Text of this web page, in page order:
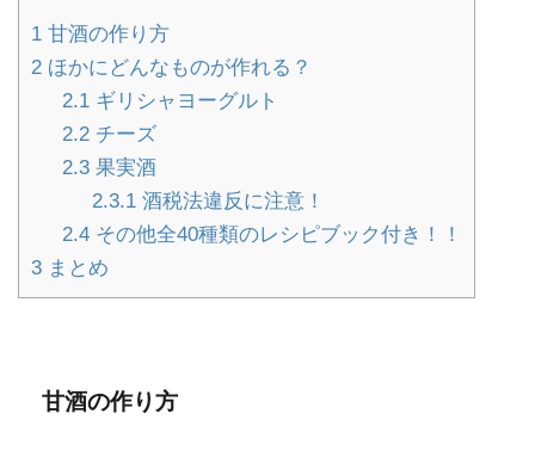
1 甘酒の作り方
2 ほかにどんなものが作れる？
2.1ギリシャヨーグルト
2.2チーズ
2.3果実酒
2.3.1 酒税法違反に注意！
2.4その他全40種類のレシピブック付き！！
3 まとめ
甘酒の作り方